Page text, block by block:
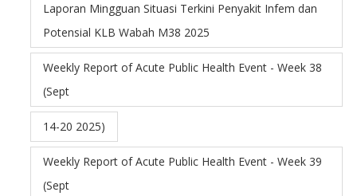
Laporan Mingguan Situasi Terkini Penyakit Infem dan
Potensial KLB Wabah M38 2025
Weekly Report of Acute Public Health Event - Week 38
(Sept
14-20 2025)
Weekly Report of Acute Public Health Event - Week 39
(Sept